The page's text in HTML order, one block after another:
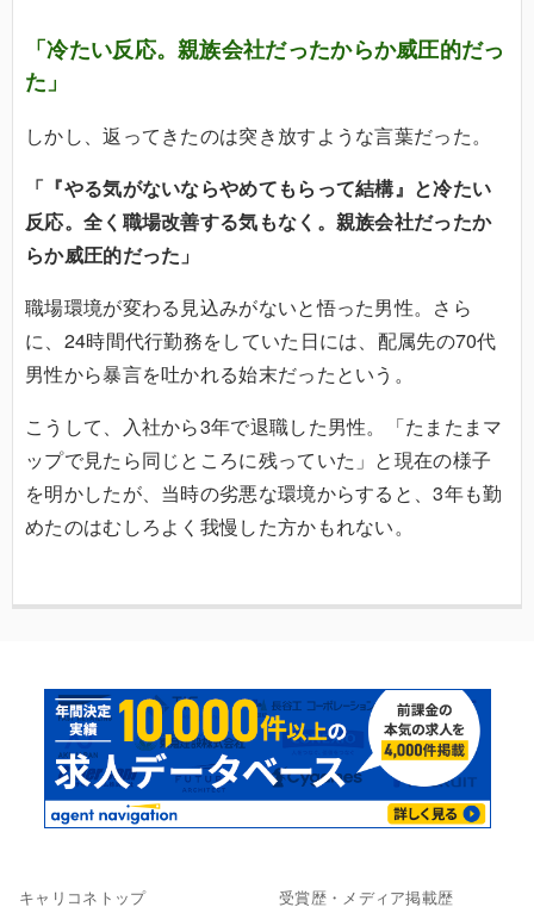
「冷たい反応。親族会社だったからか威圧的だっ
た」
しかし、返ってきたのは突き放すような言葉だった。
「『やる気がないならやめてもらって結構』と冷たい
反応。全く職場改善する気もなく。親族会社だったか
らか威圧的だった」
職場環境が変わる見込みがないと悟った男性。さら
に、24時間代行勤務をしていた日には、配属先の70代
男性から暴言を吐かれる始末だったという。
こうして、入社から3年で退職した男性。「たまたまマ
ップで見たら同じところに残っていた」と現在の様子
を明かしたが、当時の劣悪な環境からすると、3年も勤
めたのはむしろよく我慢した方かもれない。
キャリコネトップ 受賞歴・メディア掲載歴